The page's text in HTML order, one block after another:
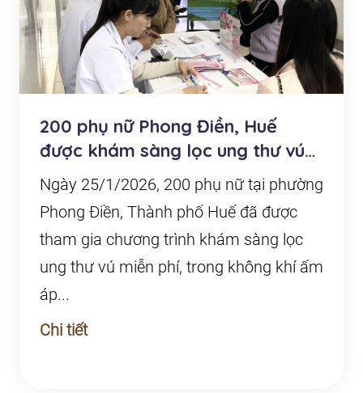
200 phụ nữ Phong Điền, Huế
được khám sàng lọc ung thư vú
miễn phí
Ngày 25/1/2026, 200 phụ nữ tại phường
Phong Điền, Thành phố Huế đã được
tham gia chương trình khám sàng lọc
ung thư vú miễn phí, trong không khí ấm
áp...
Chi tiết